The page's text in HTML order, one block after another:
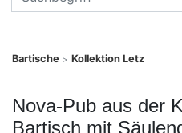
Bartische > Kollektion Letz
Nova-Pub aus der
Bartisch mit
PREMIUM
Schnell
SALE